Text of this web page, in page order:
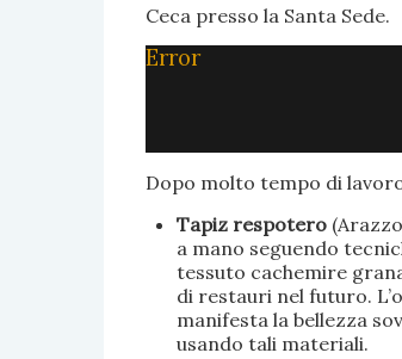
Ceca presso la Santa Sede.
Error
Dopo molto tempo di
Tapiz respotero
a mano seguendo
tessuto cachemire
di restauri nel futuro.
manifesta la bellezza
usando tali materiali.